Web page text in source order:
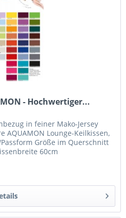
- Hochwertiger...
in feiner Mako-Jersey
AQUAMON Lounge-Keilkissen,
Größe im Querschnitt
60cm